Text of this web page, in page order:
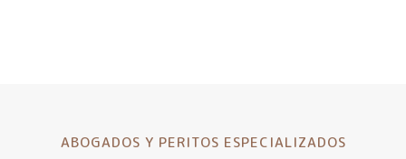
ABOGADOS Y PERITOS ESPECIALIZADOS